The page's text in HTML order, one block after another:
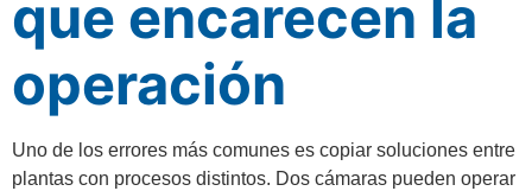
que encarecen la
operación
Uno de los errores más comunes es copiar soluciones entre
plantas con procesos distintos. Dos cámaras pueden operar